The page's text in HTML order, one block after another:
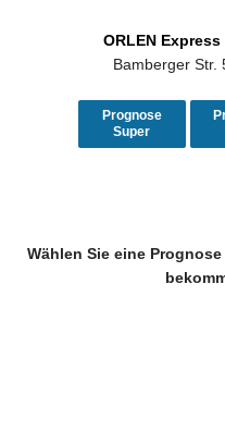
ORLEN
Bamberger Str.
Prognose
Super
Wählen Sie eine